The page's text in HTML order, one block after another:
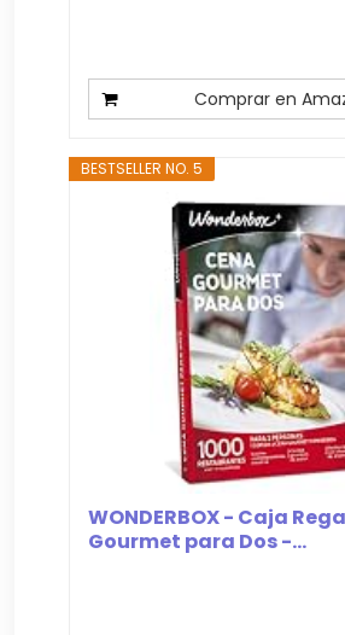
Comprar en
BESTSELLER NO. 5
WONDERBOX - Caja
Gourmet para Dos -...